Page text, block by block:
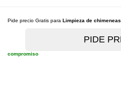
Pide precio Gratis para Limpieza de chimeneas
compromiso